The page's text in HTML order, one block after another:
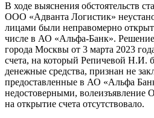
В ходе выяснения обстоятельств
ООО «Адванта Логистик»
лицами были неправомерно
числе в АО «Альфа-Банк».
города Москвы от 3 марта 2023
счета, на который Репичевой Н.И.
денежные средства, признан не
предоставленные в АО «Альфа
недостоверными,
на открытие счета отсутствовало.